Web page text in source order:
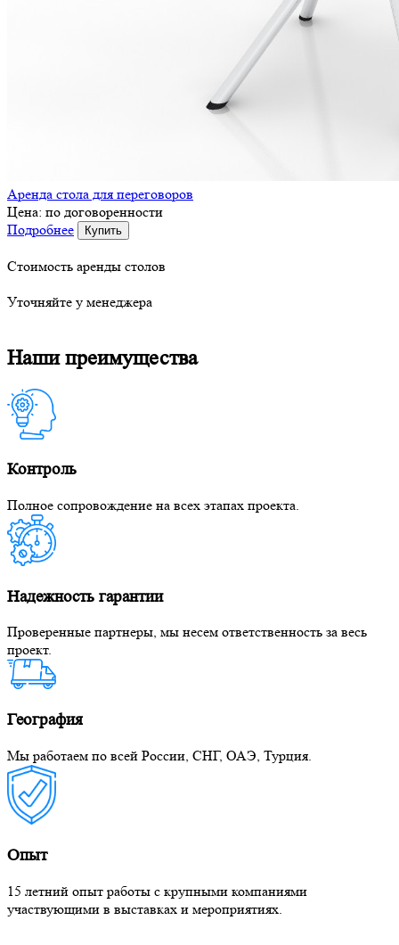
Аренда стола для переговоров
Цена: по договоренности
Подробнее
Купить
Стоимость аренды столов
Уточняйте у менеджера
Наши преимущества
Контроль
Полное сопровождение на всех этапах проекта.
Надежность гарантии
Проверенные партнеры, мы несем ответственность за весь
проект.
География
Мы работаем по всей России, СНГ, ОАЭ, Турция.
Опыт
15 летний опыт работы с крупными компаниями
участвующими в выставках и мероприятиях.